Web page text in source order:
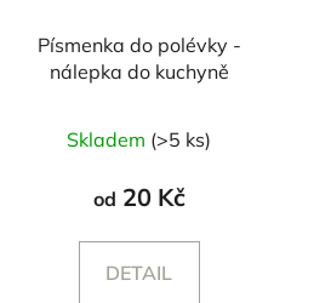
Písmenka do polévky -
nálepka do kuchyně
Skladem (>5 ks)
od 20 Kč
DETAIL